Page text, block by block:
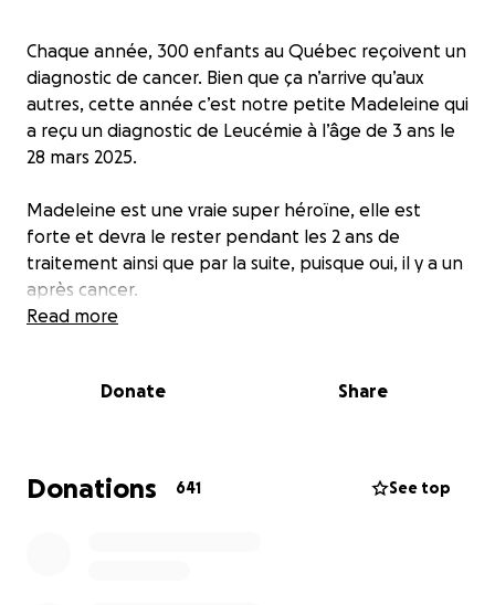
Chaque année, 300 enfants au Québec reçoivent un
diagnostic de cancer. Bien que ça n’arrive qu’aux
autres, cette année c’est notre petite Madeleine qui
a reçu un diagnostic de Leucémie à l’âge de 3 ans le
28 mars 2025.
Madeleine est une vraie super héroïne, elle est
forte et devra le rester pendant les 2 ans de
traitement ainsi que par la suite, puisque oui, il y a un
après cancer.
arrêter de travailler afin de rester avec Madeleine
certaine sécurité financière pendant 2-3 mois avant
de frapper un mur.
Read more
Donate Share
Donations 641 See top